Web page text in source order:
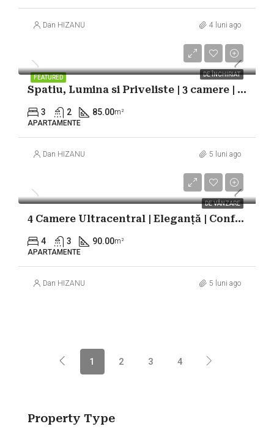
Dan HIZANU 4 luni ago
FEATURED DE ÎNCHIRIAT
Spatiu, Lumina si Priveliste | 3 camere | Rond-Piata Alba Iulia
3 2 85.00m²
APARTAMENTE
Dan HIZANU 5 luni ago
DE VÂNZARE
4 Camere Ultracentral | Eleganță | Confort | Design
4 3 90.00m²
APARTAMENTE
Dan HIZANU 5 luni ago
1 2 3 4
Property Type